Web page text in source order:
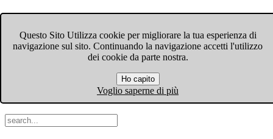
Questo Sito Utilizza cookie per migliorare la tua esperienza di
navigazione sul sito. Continuando la navigazione accetti l'utilizzo
dei cookie da parte nostra.
Ho capito
Voglio saperne di più
Menu